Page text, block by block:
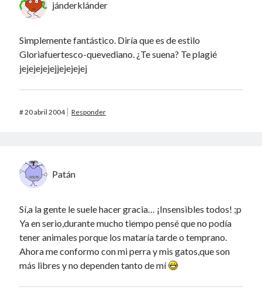
jánderklánder
Simplemente fantástico. Diría que es de estilo
Gloriafuertesco-quevediano. ¿Te suena? Te plagié
jejejejejejjejejejej
#20 abril 2004 Responder
Patán
Sí,a la gente le suele hacer gracia… ¡Insensibles todos! ;p
Ya en serio,durante mucho tiempo pensé que no podía
tener animales porque los mataría tarde o temprano.
Ahora me conformo con mi perra y mis gatos,que son
más libres y no dependen tanto de mí